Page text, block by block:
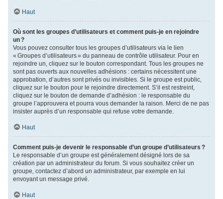
Haut
Où sont les groupes d’utilisateurs et comment puis-je en rejoindre
un ?
Vous pouvez consulter tous les groupes d’utilisateurs via le lien
« Groupes d’utilisateurs » du panneau de contrôle utilisateur. Pour en
rejoindre un, cliquez sur le bouton correspondant. Tous les groupes ne
sont pas ouverts aux nouvelles adhésions : certains nécessitent une
approbation, d’autres sont privés ou invisibles. Si le groupe est public,
cliquez sur le bouton pour le rejoindre directement. S’il est restreint,
cliquez sur le bouton de demande d’adhésion : le responsable du
groupe l’approuvera et pourra vous demander la raison. Merci de ne pas
insister auprès d’un responsable qui refuse votre demande.
Haut
Comment puis-je devenir le responsable d’un groupe d’utilisateurs ?
Le responsable d’un groupe est généralement désigné lors de sa
création par un administrateur du forum. Si vous souhaitez créer un
groupe, contactez d’abord un administrateur, par exemple en lui
envoyant un message privé.
Haut